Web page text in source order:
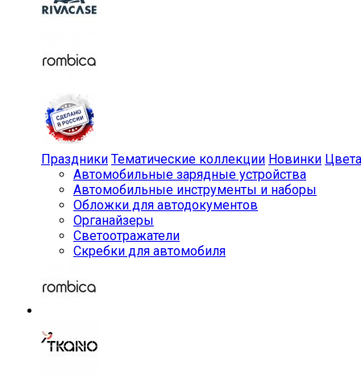
Праздники Тематические коллекции Новинки Цвета
Автомобильные зарядные устройства
Автомобильные инструменты и наборы
Обложки для автодокументов
Органайзеры
Светоотражатели
Скребки для автомобиля